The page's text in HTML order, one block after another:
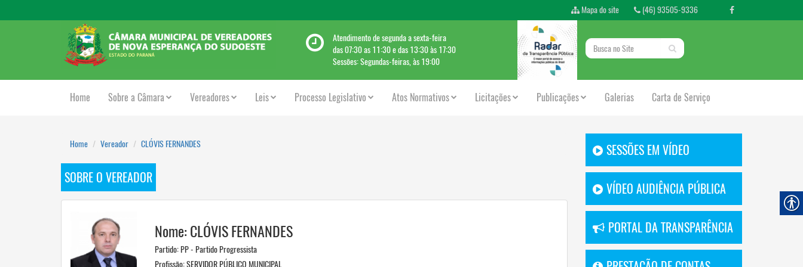
Mapa do site (46) 93505-9336
Atendimento de segunda a sexta-feira
das 07:30 as 11:30 e das 13:30 às 17:30
Sessões: Segundas-feiras, às 19:00
Home Sobre a Câmara Vereadores Leis Processo Legislativo Atos Normativos Licitações Publicações Galerias Carta de Serviço
Home Vereador CLÓVIS FERNANDES
SOBRE O VEREADOR
Nome: CLÓVIS FERNANDES
Partido: PP - Partido Progressista
Profissão: SERVIDOR PÚBLICO MUNICIPAL
SESSÕES EM VÍDEO
VÍDEO AUDIÊNCIA PÚBLICA
PORTAL DA TRANSPARÊNCIA